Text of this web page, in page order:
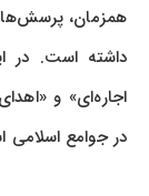
همزمان، پرسش‌های
داشته است. در
اجاره‌ای» و
در جوامع اسلامی